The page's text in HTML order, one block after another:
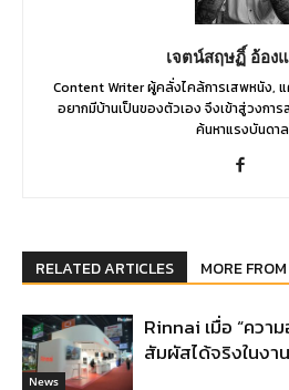
เจตน์สฤษฏิ์ อ้อง
Content Writer ผู้คลั่งไคล้การเสพหนัง,
อยากมีบ้านเป็นของตัวเอง จึงเข้าสู่วงกา
ค้นหาแรงบันดาล
RELATED ARTICLES MORE
News
Rinnai เมื่อ “ควา
สัมผัสได้จริงในงา